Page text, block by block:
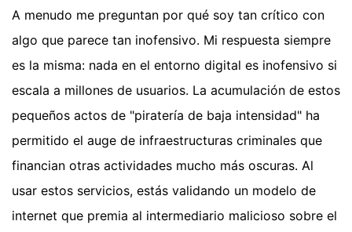
A menudo me preguntan por qué soy tan crítico con
algo que parece tan inofensivo. Mi respuesta siempre
es la misma: nada en el entorno digital es inofensivo si
escala a millones de usuarios. La acumulación de estos
pequeños actos de "piratería de baja intensidad" ha
permitido el auge de infraestructuras criminales que
financian otras actividades mucho más oscuras. Al
usar estos servicios, estás validando un modelo de
internet que premia al intermediario malicioso sobre el